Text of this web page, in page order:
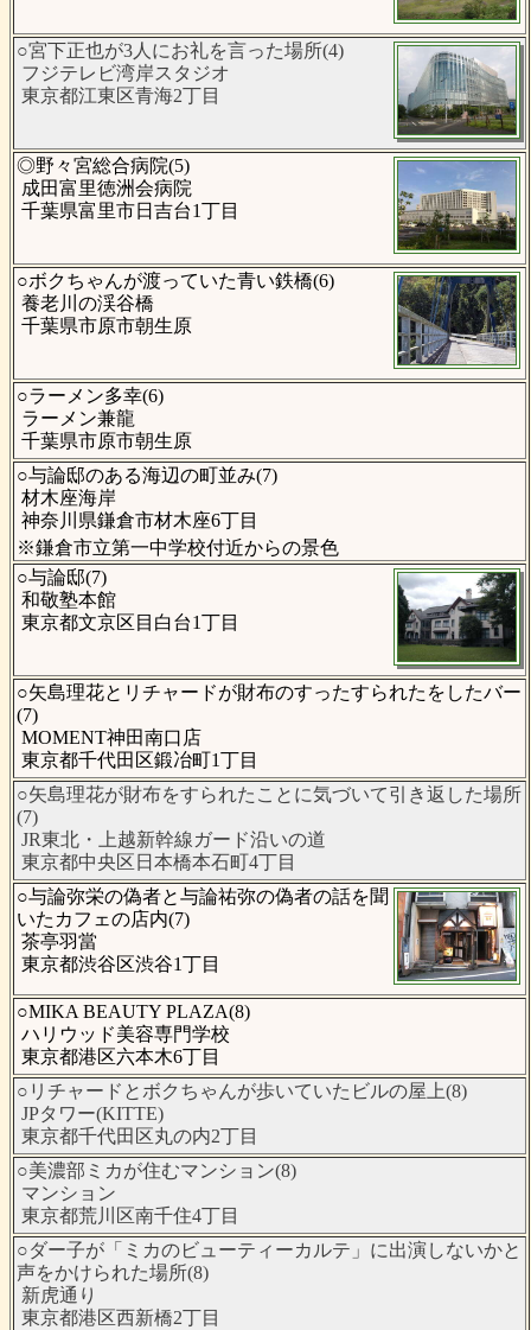
○宮下正也が3人にお礼を言った場所(4)
フジテレビ湾岸スタジオ
東京都江東区青海2丁目
◎野々宮総合病院(5)
成田富里徳洲会病院
千葉県富里市日吉台1丁目
○ボクちゃんが渡っていた青い鉄橋(6)
養老川の渓谷橋
千葉県市原市朝生原
○ラーメン多幸(6)
ラーメン兼龍
千葉県市原市朝生原
○与論邸のある海辺の町並み(7)
材木座海岸
神奈川県鎌倉市材木座6丁目
※鎌倉市立第一中学校付近からの景色
○与論邸(7)
和敬塾本館
東京都文京区目白台1丁目
○矢島理花とリチャードが財布のすったすられたをしたバー
(7)
MOMENT神田南口店
東京都千代田区鍛冶町1丁目
○矢島理花が財布をすられたことに気づいて引き返した場所
(7)
JR東北・上越新幹線ガード沿いの道
東京都中央区日本橋本石町4丁目
○与論弥栄の偽者と与論祐弥の偽者の話を聞
いたカフェの店内(7)
茶亭羽當
東京都渋谷区渋谷1丁目
○MIKA BEAUTY PLAZA(8)
ハリウッド美容専門学校
東京都港区六本木6丁目
○リチャードとボクちゃんが歩いていたビルの屋上(8)
JPタワー(KITTE)
東京都千代田区丸の内2丁目
○美濃部ミカが住むマンション(8)
マンション
東京都荒川区南千住4丁目
○ダー子が「ミカのビューティーカルテ」に出演しないかと
声をかけられた場所(8)
新虎通り
東京都港区西新橋2丁目